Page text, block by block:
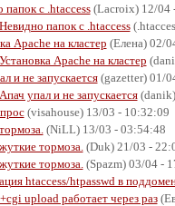
с .htaccess(Lacroix) 12/04
папок с .htaccess
Apache на кластер (Елена) 02/
Apache на кластер
и не запускается(gazetter) 01/
упал и не запускается
(visahouse) 13/03 - 10:32:09
(NiLL) 13/03 - 03:54:48
тормоза. (Duk) 21/03 -
тормоза. (Spazm) 03/04 -
htaccess/htpasswd в
upload работает через раз